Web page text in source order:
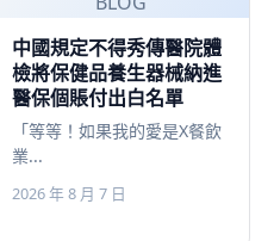
中國規定不得秀傳醫院體
檢將保健品養生器械納進
醫保個賬付出白名單
「等等！如果我的愛是X餐飲
業...
2026 年 8 月 7 日